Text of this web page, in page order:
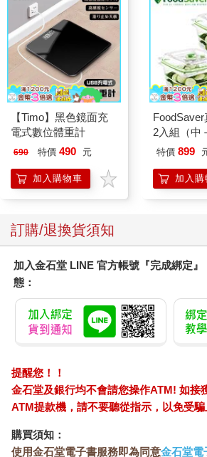
誤，而是根本弄錯了人類共有的一種體驗
感到滿意會發出「嗯—」，也知道一小撮
物味道截然不同。起司蛋糕會讓你的大腦
的複雜風味是全球風靡的味道。烹飪把整
覺。僅有極少數事物，能把我們每日的存
存，而是持續感覺愉悅，香味是其中之一
為什麼會這樣？波林對他自己實證主義哲
無心之失」這種理由來解釋，似乎還不夠
學是他畢生事業奠基的基礎；由於味覺圖
久。波林的錯誤或許是味道版的佛洛伊德
錯誤反映出隱藏的矛盾。
造成這種迷惘的一個原因，是因為幾千年
古希臘人認為味覺是最下等、最不雅的感
檔藝術或情人的微笑，然而味覺的工作很
智。柏拉圖在他的對話錄《蒂邁歐篇》（
是由「進入會通往心臟的舌頭小靜脈的土
滑順程度所造成的。心臟是較根本的身體
想與理智則佔據了大腦的「會議室」。當
子這個不受審議會議控制的脫韁飢餓怪獸
（Symposium）裡，賓客齊聚參加宴會，
討論愛的本質，而謝絕用餐和飲酒。
這些偏見形塑了幾個世紀以來我們對於感
值得研究。就他看來，顯然沒有通用的原
【Timo】黑色鏡面充
電式數位體重計
690 特價 490 元
加入購物車
2入組（中
特價 899
加入購
訂購/退換貨須知
加入金石堂 LINE 官方帳號『完成綁定
態：
提醒您！！
金石堂及銀行均不會請您操作ATM! 如接
ATM提款機，請不要聽從指示，以免受騙
購買須知：
使用金石堂電子書服務即為同意金石堂電